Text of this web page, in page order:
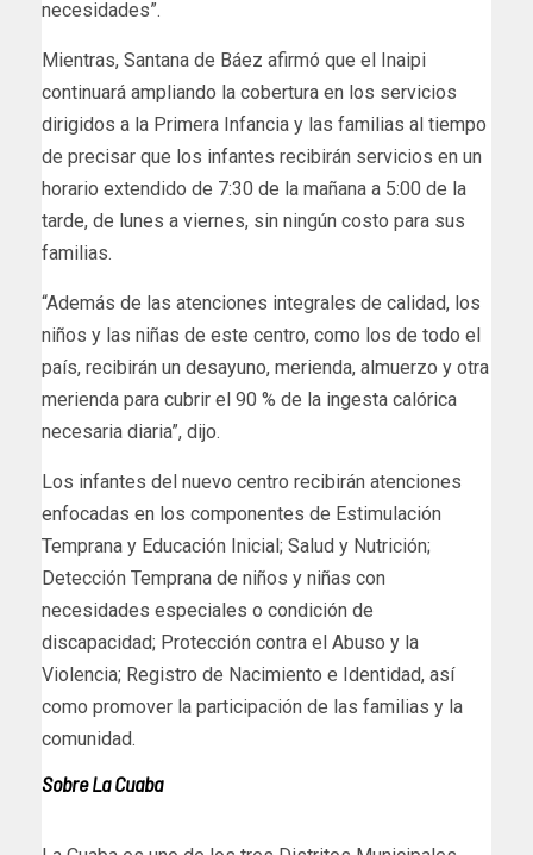
necesidades”.
Mientras, Santana de Báez afirmó que el Inaipi
continuará ampliando la cobertura en los servicios
dirigidos a la Primera Infancia y las familias al tiempo
de precisar que los infantes recibirán servicios en un
horario extendido de 7:30 de la mañana a 5:00 de la
tarde, de lunes a viernes, sin ningún costo para sus
familias.
“Además de las atenciones integrales de calidad, los
niños y las niñas de este centro, como los de todo el
país, recibirán un desayuno, merienda, almuerzo y otra
merienda para cubrir el 90 % de la ingesta calórica
necesaria diaria”, dijo.
Los infantes del nuevo centro recibirán atenciones
enfocadas en los componentes de Estimulación
Temprana y Educación Inicial; Salud y Nutrición;
Detección Temprana de niños y niñas con
necesidades especiales o condición de
discapacidad; Protección contra el Abuso y la
Violencia; Registro de Nacimiento e Identidad, así
como promover la participación de las familias y la
comunidad.
Sobre La Cuaba